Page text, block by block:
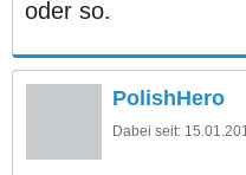
oder so.
PolishHero
Dabei seit: